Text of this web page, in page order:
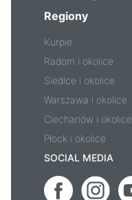
Regiony
Kurpie
Radom i okolice
Siedlce i okolice
Warszawa i okolice
Ciechanów i okolice
Płock i okolice
SOCIAL MEDIA